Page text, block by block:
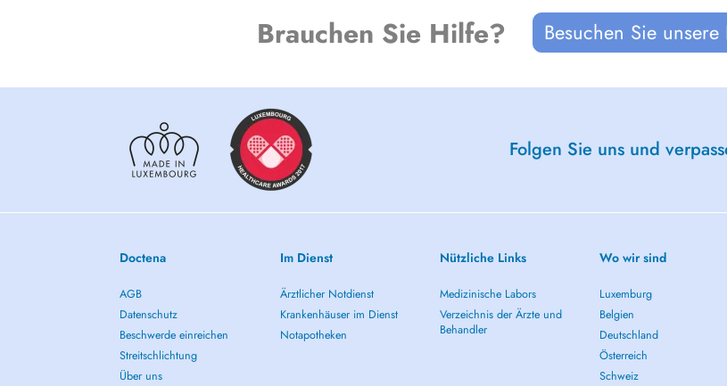
Brauchen Sie Hilfe? Besuchen Sie
Folgen Sie uns und
Doctena
AGB
Datenschutz
Beschwerde einreichen
Streitschlichtung
Über uns
Im Dienst
Ärztlicher Notdienst
Krankenhäuser im Dienst
Notapotheken
Nützliche Links
Medizinische Labors
Verzeichnis der Ärzte und
Behandler
Wo wir sind
Luxemburg
Belgien
Deutschland
Österreich
Schweiz